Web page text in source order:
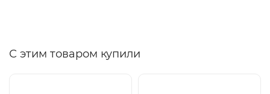
С этим товаром купили